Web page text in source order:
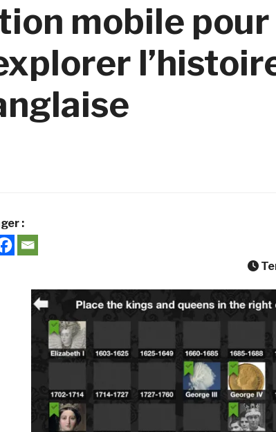
mobile
: